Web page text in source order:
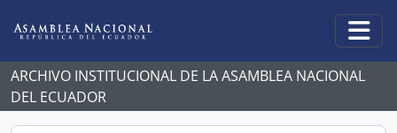
ARCHIVO INSTITUCIONAL DE LA ASAMBLEA NACIONAL
DEL ECUADOR